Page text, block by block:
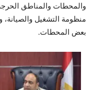
والمحطات والمناطق
منظومة التشغيل
بعض المحطات.